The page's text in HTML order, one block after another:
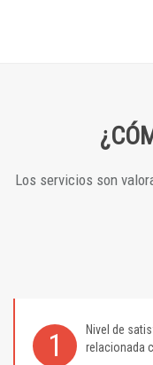
Los servicios son
1 Nivel de
relacionada